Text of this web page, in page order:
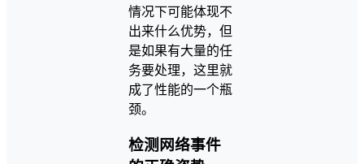
情况下可能体现不
出来什么优势，但
是如果有大量的任
务要处理，这里就
成了性能的一个瓶
颈。
检测网络事件